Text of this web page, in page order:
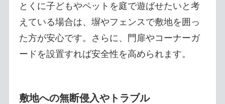
とくに子どもやペットを庭で遊ばせたいと考
えている場合は、塀やフェンスで敷地を囲っ
た方が安心です。さらに、門扉やコーナーガ
ードを設置すれば安全性を高められます。
敷地への無断侵入やトラブル